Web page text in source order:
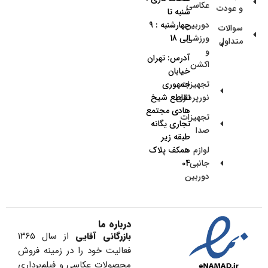
و عودت
سوالات
متداول
عکاسی
دوربین
ورزشی
و
اکشن
تجهیزات
نورپردازی
تجهیزات
صدا
لوازم
جانبی
دوربین
شنبه تا
چهارشنبه : 9
الی 18
آدرس: تهران
خیابان
جمهوری
تقاطع شیخ
هادی مجتمع
تجاری یگانه
طبقه زیر
همکف پلاک
04
درباره ما
بازرگانی آقایی
از سال ۱۳۶۵
فعالیت خود را در زمینه فروش
محصولات عکاسی و فیلم‌برداری